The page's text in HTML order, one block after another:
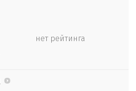
нет рейтинга